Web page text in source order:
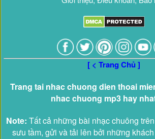
[ < Trang Chủ ]
Trang tai nhac chuong dien thoai
nhac chuong mp3 hay
Note: Tất cả những bài nhạc chuông
sưu tầm, gửi và tải lên bởi những